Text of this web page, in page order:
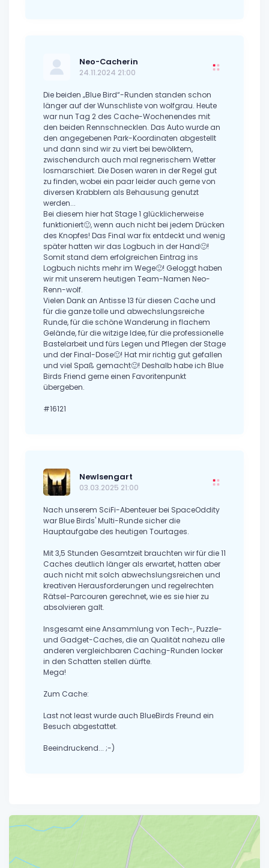
Neo-Cacherin
24.11.2024 21:00
Die beiden „Blue Bird“-Runden standen schon
länger auf der Wunschliste von wolfgrau. Heute
war nun Tag 2 des Cache-Wochenendes mit
den beiden Rennschnecklen. Das Auto wurde an
den angegebenen Park-Koordinaten abgestellt
und dann sind wir zu viert bei bewölktem,
zwischendurch auch mal regnerischem Wetter
losmarschiert. Die Dosen waren in der Regel gut
zu finden, wobei ein paar leider auch gerne von
diversen Krabblern als Behausung genutzt
werden...
Bei diesem hier hat Stage 1 glücklicherweise
funktioniert🙂, wenn auch nicht bei jedem Drücken
des Knopfes! Das Final war fix entdeckt und wenig
später hatten wir das Logbuch in der Hand🙂!
Somit stand dem erfolgreichen Eintrag ins
Logbuch nichts mehr im Wege🙂! Geloggt haben
wir mit unserem heutigen Team-Namen Neo-
Renn-wolf.
Vielen Dank an Antisse 13 für diesen Cache und
für die ganze tolle und abwechslungsreiche
Runde, für die schöne Wanderung in flachem
Gelände, für die witzige Idee, für die professionelle
Bastelarbeit und fürs Legen und Pflegen der Stage
und der Final-Dose🙂! Hat mir richtig gut gefallen
und viel Spaß gemacht🙂! Deshalb habe ich Blue
Birds Friend gerne einen Favoritenpunkt
übergeben.
#16121
NewIsengart
03.03.2025 21:00
Nach unserem SciFi-Abenteuer bei SpaceOddity
war Blue Birds' Multi-Runde sicher die
Hauptaufgabe des heutigen Tourtages.
Mit 3,5 Stunden Gesamtzeit brauchten wir für die 11
Caches deutlich länger als erwartet, hatten aber
auch nicht mit solch abwechslungsreichen und
kreativen Herausforderungen und regelrechten
Rätsel-Parcouren gerechnet, wie es sie hier zu
absolvieren galt.
Insgesamt eine Ansammlung von Tech-, Puzzle-
und Gadget-Caches, die an Qualität nahezu alle
anderen vergleichbaren Caching-Runden locker
in den Schatten stellen dürfte.
Mega!
Zum Cache:
Last not least wurde auch BlueBirds Freund ein
Besuch abgestattet.
Beeindruckend... ;-)